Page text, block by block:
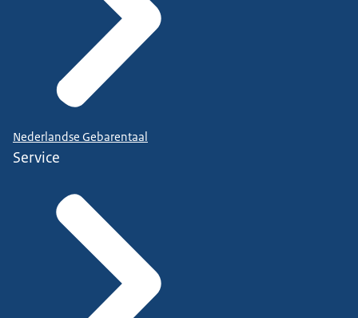
Nederlandse Gebarentaal
Service